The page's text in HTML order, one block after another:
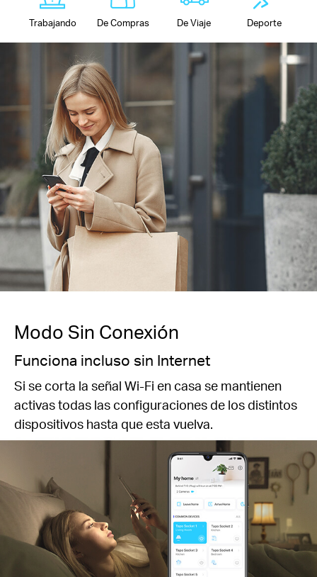
Trabajando De Compras De Viaje Deporte
Modo Sin Conexión
Funciona incluso sin Internet
Si se corta la señal Wi-Fi en casa se mantienen
activas todas las configuraciones de los distintos
dispositivos hasta que esta vuelva.